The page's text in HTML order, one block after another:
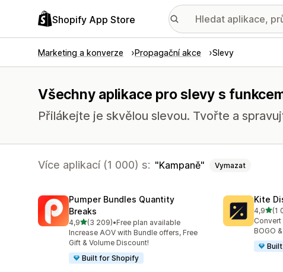
Shopify App Store
Marketing a konverze Propagační akce Slevy
Všechny aplikace pro slevy s
Přilákejte je skvělou slevou. Tvořte a
Více aplikací (1 000) s: Kampaně Vymazat
Pumper Bundles Quantity
Breaks
4,9z 5 hvězd
(3 209)
Celkový počet recenzí: 3209
•Free plan available
Increase AOV with Bundle offers, Free
Gift & Volume Discount!
Built for Shopify
Kite
4,9z 5(1
Celkový
Convert
BOGO